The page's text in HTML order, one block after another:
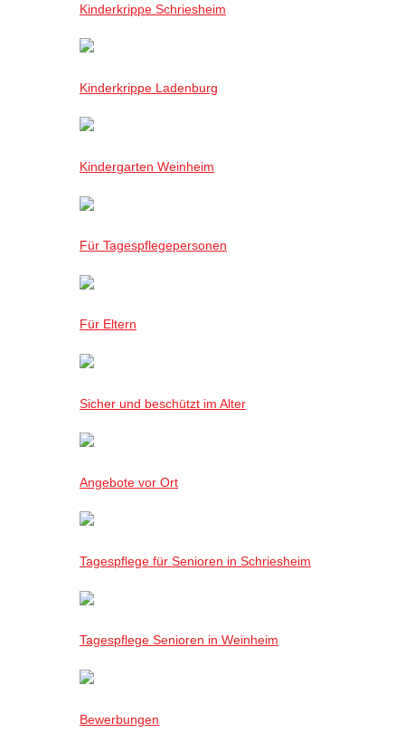
Kinderkrippe Schriesheim
Kinderkrippe Ladenburg
Kindergarten Weinheim
Für Tagespflegepersonen
Für Eltern
Sicher und beschützt im Alter
Angebote vor Ort
Tagespflege für Senioren in Schriesheim
Tagespflege Senioren in Weinheim
Bewerbungen